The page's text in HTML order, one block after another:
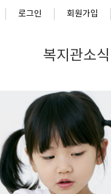
로그인 회원가입
복지관소식